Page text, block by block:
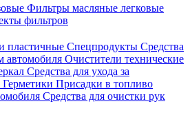
Фильтры масляные легковые
фильтров
пластичные Спецпродукты Средства
автомобиля Очистители технические
Средства для ухода за
Герметики Присадки в топливо
Средства для очистки рук